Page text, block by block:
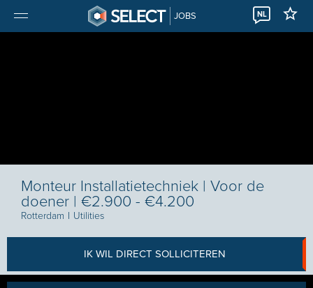
JOBS NL
Monteur Installatietechniek | Voor de
doener | €2.900 - €4.200
Rotterdam I Utilities
IK WIL DIRECT SOLLICITEREN